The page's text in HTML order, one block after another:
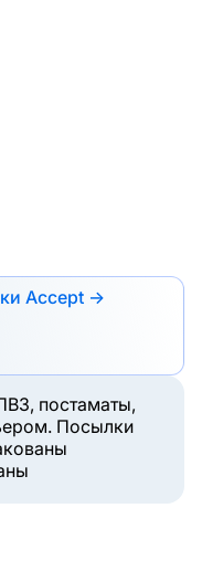
Accept →
постаматы,
Посылки